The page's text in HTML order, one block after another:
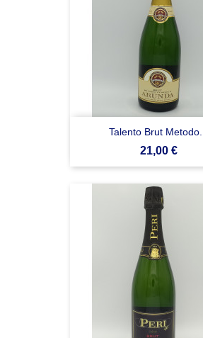
Talento Brut Metodo...
Prezzo
21,00 €